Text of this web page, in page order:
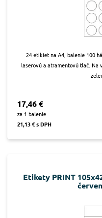
24 etikiet na A4, balenie 100
laserovú a atramentovú tlač. Na
17,46 €
za 1 balenie
21,13 € s DPH
Etikety PRINT